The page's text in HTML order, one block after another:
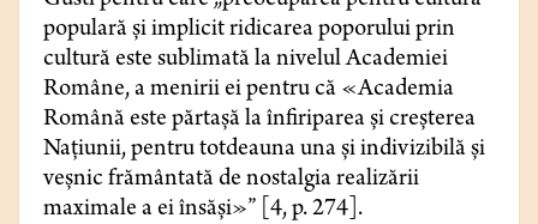
populară şi implicit ridicarea poporului prin
cultură este sublimată la nivelul Academiei
Române, a menirii ei pentru că «Academia
Română este părtaşă la înfiriparea şi creșterea
Națiunii, pentru totdeauna una şi indivizibilă şi
veșnic frământată de nostalgia realizării
maximale a ei însăși»” [4, p. 274].